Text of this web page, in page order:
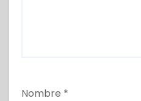
Nombre *